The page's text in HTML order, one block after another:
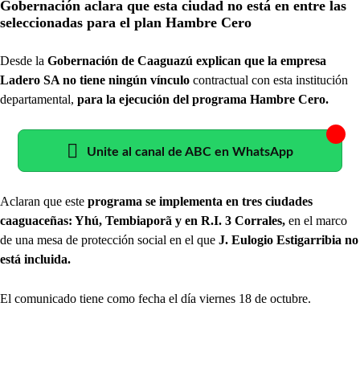
Gobernación aclara que esta ciudad no está en entre las
seleccionadas para el plan Hambre Cero
Desde la Gobernación de Caaguazú explican que la empresa
Ladero SA no tiene ningún vínculo contractual con esta institución
departamental, para la ejecución del programa Hambre Cero.
Unite al canal de ABC en WhatsApp
Aclaran que este programa se implementa en tres ciudades
caaguaceñas: Yhú, Tembiaporã y en R.I. 3 Corrales, en el marco
de una mesa de protección social en el que J. Eulogio Estigarribia no
está incluida.
El comunicado tiene como fecha el día viernes 18 de octubre.